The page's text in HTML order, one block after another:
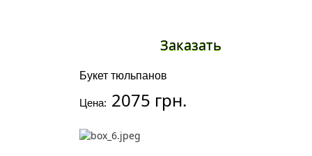
Букет тюльпанов
Цена: 2075 грн.
Заказать